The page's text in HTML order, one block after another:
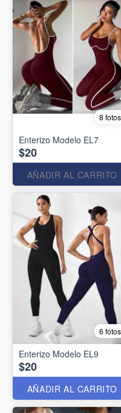
8 fotos
Enterizo Modelo EL7
$20
AÑADIR AL CARRITO
6 fotos
Enterizo Modelo EL9
$20
AÑADIR AL CARRITO